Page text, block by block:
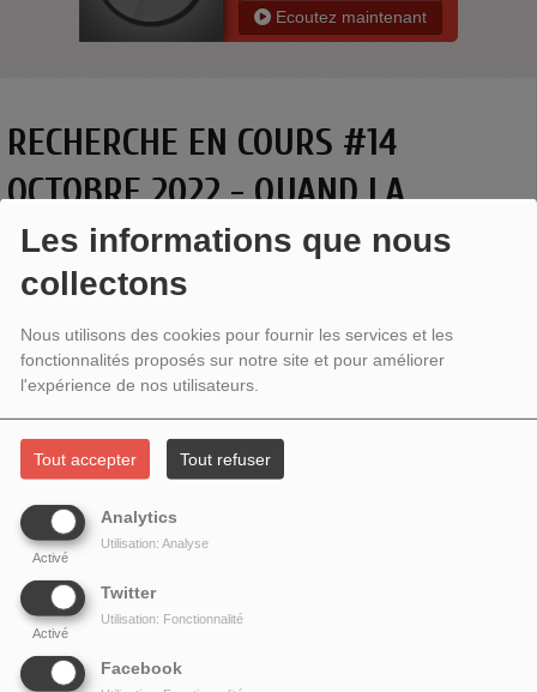
Les informations que nous
collectons
Nous utilisons des cookies pour fournir les services et les
fonctionnalités proposés sur notre site et pour améliorer
l'expérience de nos utilisateurs.
Tout accepter Tout refuser
Analytics
Activé
Utilisation: Analyse
Twitter
Activé
Utilisation: Fonctionnalité
Facebook
Ecoutez maintenant
RECHERCHE EN COURS #14
OCTOBRE 2022 - QUAND LA
GÉNÉTIQUE S'EMMÊLE
En mars 2022, la société californienne MyOme, dirigée par
le généticien Akash Kumar, annonçait dans la prestigieuse
revueNature genetics
quasi-totalité de l’ADN d’embryons de quelques jours créés